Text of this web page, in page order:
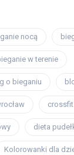
nocą
w terenie
o bieganiu
dieta
Kolorowanki dla